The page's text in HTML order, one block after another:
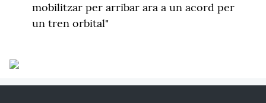
mobilitzar per arribar ara a un acord per
un tren orbital"